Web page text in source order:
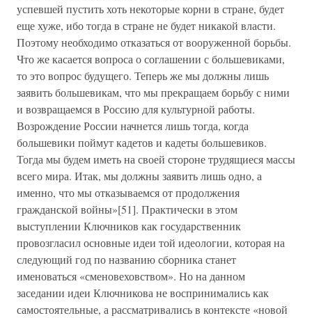
успевшей пустить хоть некоторые корни в стране, будет
еще хуже, ибо тогда в стране не будет никакой власти.
Поэтому необходимо отказаться от вооруженной борьбы.
Что же касается вопроса о соглашении с большевиками,
то это вопрос будущего. Теперь же мы должны лишь
заявить большевикам, что мы прекращаем борьбу с ними
и возвращаемся в Россию для культурной работы.
Возрождение России начнется лишь тогда, когда
большевики поймут кадетов и кадеты большевиков.
Тогда мы будем иметь на своей стороне трудящиеся массы
всего мира. Итак, мы должны заявить лишь одно, а
именно, что мы отказываемся от продолжения
гражданской войны»[51]. Практически в этом
выступлении Ключников как государственник
провозгласил основные идеи той идеологии, которая на
следующий год по названию сборника станет
именоваться «сменовеховством». Но на данном
заседании идеи Ключникова не воспринимались как
самостоятельные, а рассматривались в контексте «новой